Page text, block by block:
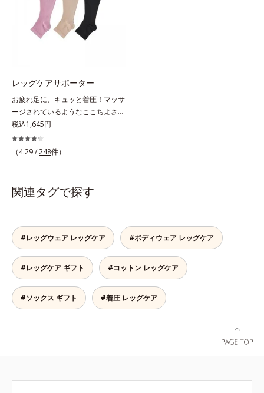
めずにはけるスニーカーなどを手軽
にはけるのも魅力です。生地が厚ぼ
ったくないので靴ひもをゆるめずに
サッとはけ、お出かけに手間取りま
レッグケアサポーター
お疲れ足に、キュッと着圧！マッサ
ージされているようなここちよさ。
3段階着圧で、足スッキリ！足首は
ギュッと引き締め、ふくらはぎに向
かうほどソフトになる「3段階着
で、足スッキリ！を実感します。立
ち仕事の方はもちろん、飛行機や新
らか、ラクに動ける！よく伸びる糸
を使い、筋肉の動きに応じて前後の
生地を編み分けているから、着圧サ
ポーターにありがちなキツさがあり
ません。立ち仕事でもラクに動ける
やわらかさで、着脱もしやすく快適
です。薄手なのでパンツの下にもは
税込1,645円
（4.29 /248件）
関連タグで探す
#レッグウェア レッグケア #ボディウェア レッグケア
#レッグケア ギフト #コットン レッグケア
#ソックス ギフト #着圧 レッグケア